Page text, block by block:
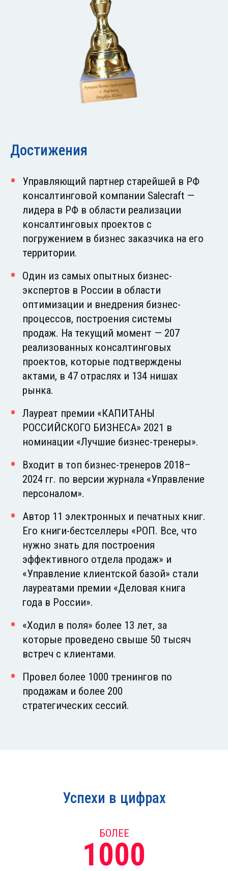
Достижения
Управляющий партнер старейшей в РФ
консалтинговой компании Salecraft —
лидера в РФ в области реализации
консалтинговых проектов с
погружением в бизнес заказчика на его
территории.
Один из самых опытных бизнес-
экспертов в России в области
оптимизации и внедрения бизнес-
процессов, построения системы
продаж. На текущий момент — 207
реализованных консалтинговых
проектов, которые подтверждены
актами, в 47 отраслях и 134 нишах
рынка.
Лауреат премии «КАПИТАНЫ
РОССИЙСКОГО БИЗНЕСА» 2021 в
номинации «Лучшие бизнес-тренеры».
Входит в топ бизнес-тренеров 2018–
2024 гг. по версии журнала «Управление
персоналом».
Автор 11 электронных и печатных книг.
Его книги-бестселлеры «РОП. Все, что
нужно знать для построения
эффективного отдела продаж» и
«Управление клиентской базой» стали
лауреатами премии «Деловая книга
года в России».
«Ходил в поля» более 13 лет, за
которые проведено свыше 50 тысяч
встреч с клиентами.
Провел более 1000 тренингов по
продажам и более 200
стратегических сессий.
Успехи в цифрах
БОЛЕЕ
1000